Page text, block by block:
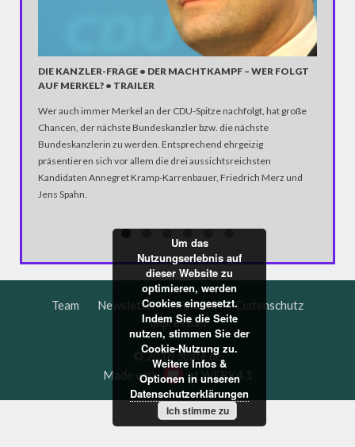
DIE KANZLER-FRAGE • DER MACHTKAMPF – WER FOLGT
AUF MERKEL? • TRAILER
Wer auch immer Merkel an der CDU-Spitze nachfolgt, hat große
Chancen, der nächste Bundeskanzler bzw. die nächste
Bundeskanzlerin zu werden. Entsprechend ehrgeizig
präsentieren sich vor allem die drei aussichtsreichsten
Kandidaten Annegret Kramp-Karrenbauer, Friedrich Merz und
Jens Spahn.
Team Newsletter Kontakt
Datenschutz
Impressum
© 2016 dbate.de
Made with
atWERK4.1
Um das
Nutzungserlebnis auf
dieser Website zu
optimieren, werden
Cookies eingesetzt.
Indem Sie die Seite
nutzen, stimmen Sie der
Cookie-Nutzung zu.
Weitere Infos &
Optionen in unseren
Datenschutzerklärungen
Ich stimme zu